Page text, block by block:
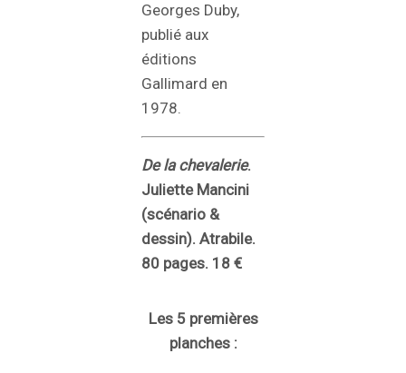
Georges Duby,
publié aux
éditions
Gallimard en
1978.
De la chevalerie.
Juliette Mancini
(scénario &
dessin). Atrabile.
80 pages. 18 €
Les 5 premières
planches :